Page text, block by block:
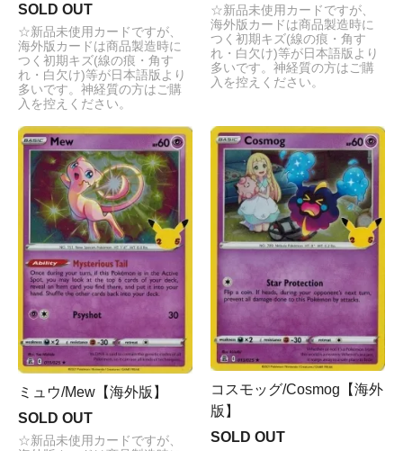
SOLD OUT
☆新品未使用カードですが、
海外版カードは商品製造時に
つく初期キズ(線の痕・角す
れ・白欠け)等が日本語版より
多いです。神経質の方はご購
入を控えください。
☆新品未使用カードですが、
海外版カードは商品製造時に
つく初期キズ(線の痕・角す
れ・白欠け)等が日本語版より
多いです。神経質の方はご購
入を控えください。
ミュウ/Mew【海外版】
SOLD OUT
☆新品未使用カードですが、
コスモッグ/Cosmog【海外
版】
SOLD OUT